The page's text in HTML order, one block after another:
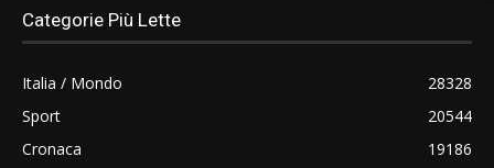
Categorie Più Lette
Italia / Mondo
28328
Sport
20544
Cronaca
19186